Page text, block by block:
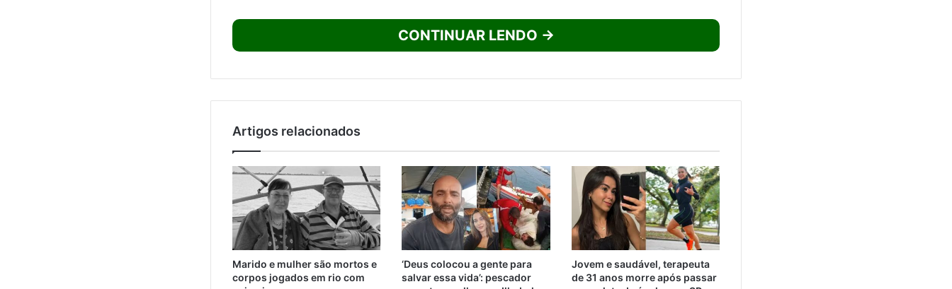
CONTINUAR LENDO →
Artigos relacionados
Marido e mulher são mortos e
corpos jogados em rio com
‘Deus colocou a gente para
salvar essa vida’: pescador
Jovem e saudável, terapeuta
de 31 anos morre após passar